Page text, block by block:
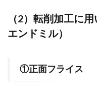
（2）転削加工に
エンドミル）
①正面フライス